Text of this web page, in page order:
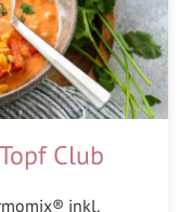
Club
inkl.